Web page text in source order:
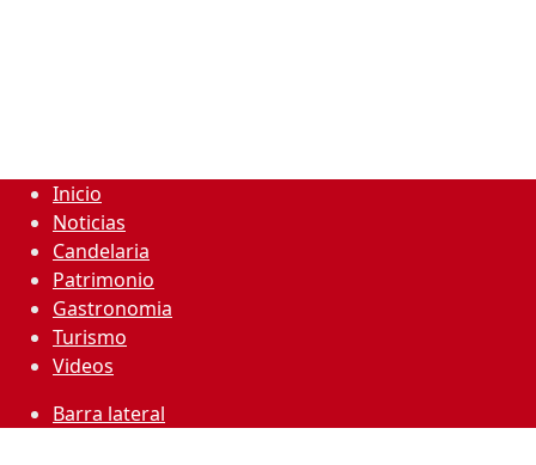
Inicio
Noticias
Candelaria
Patrimonio
Gastronomia
Turismo
Videos
Barra lateral